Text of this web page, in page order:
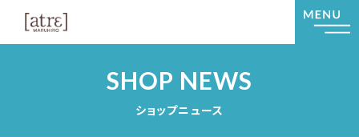
SHOP NEWS
ショップニュース